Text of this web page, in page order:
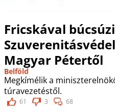
Fricskával
Magyar Pétertől
Belföld
Megkímélik a
túravezetéstől.
61 3 68